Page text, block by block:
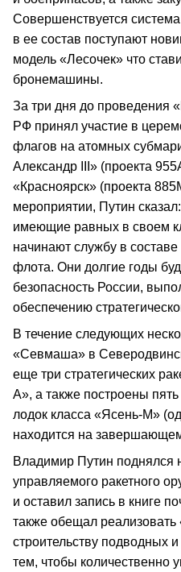
Совершенствуется
в ее состав поступают
модель «Лесочек» что
бронемашины.
За три дня до проведения
РФ принял участие в
флагов на атомных
Александр III» (проекта
«Красноярск» (проекта
мероприятии, Путин
имеющие равных в своем
начинают службу в
флота. Они долгие годы
безопасность России,
обеспечению
В течение следующих
«Севмаша» в
еще три стратегических
А», а также построены
лодок класса «Ясень-М»
находится на
Владимир Путин поднялся
управляемого ракетного
и оставил запись в книге
также обещал
строительству подводных
тем, чтобы количественно